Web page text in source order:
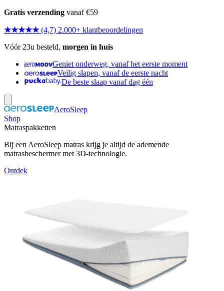
Gratis verzending vanaf €59
★★★★★ (4,7) 2.000+ klantbeoordelingen
Vóór 23u besteld, morgen in huis
Geniet onderweg, vanaf het eerste moment
Veilig slapen, vanaf de eerste nacht
De beste slaap vanaf dag één
AeroSleep
Shop
Matraspakketten
Bij een AeroSleep matras krijg je altijd de ademende
matrasbeschermer met 3D-technologie.
Ontdek